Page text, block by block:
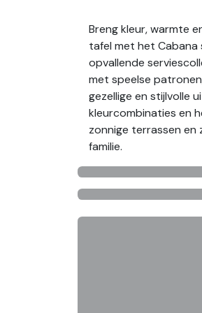
Breng kleur, warmte
tafel met het Cabana
opvallende
met speelse
gezellige en stijlvolle
kleurcombinaties en
zonnige terrassen en
familie.